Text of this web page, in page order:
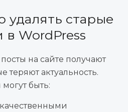
удалять старые
WordPress
на сайте получают
теряют актуальность.
быть: